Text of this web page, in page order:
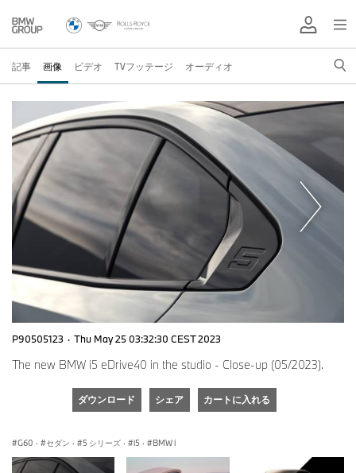
記事 画像 ビデオ TVフッテージ オーディオ
P90505123 · Thu May 25 03:32:30 CEST 2023
The new BMW i5 eDrive40 in the studio - Close-up (05/2023).
ダウンロード シェア カートに入れる
G60 · セダン · 5 シリーズ · i5 · BMW i